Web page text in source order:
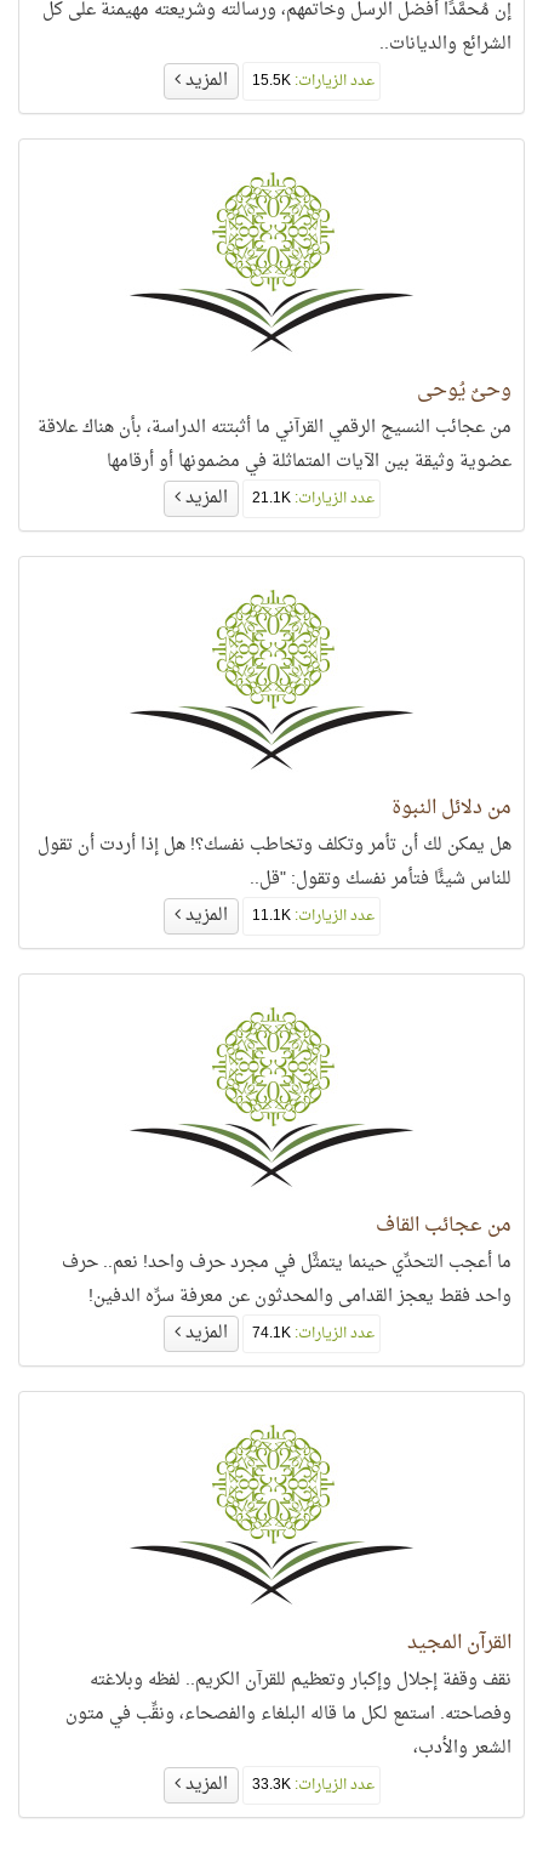
إن مُحمَّدًا أفضل الرسل وخاتمهم، ورسالته وشريعته مهيمنة على كل
الشرائع والديانات..
عدد الزيارات:15.5K المزيد
وحيٌ يُوحى
من عجائب النسيج الرقمي القرآني ما أثبتته الدراسة، بأن هناك علاقة
عضوية وثيقة بين الآيات المتماثلة في مضمونها أو أرقامها
عدد الزيارات:21.1K المزيد
من دلائل النبوة
هل يمكن لك أن تأمر وتكلف وتخاطب نفسك؟! هل إذا أردت أن تقول
للناس شيئًا فتأمر نفسك وتقول: "قل..
عدد الزيارات:11.1K المزيد
من عجائب القاف
ما أعجب التحدِّي حينما يتمثَّل في مجرد حرف واحد! نعم.. حرف
واحد فقط يعجز القدامى والمحدثون عن معرفة سرِّه الدفين!
عدد الزيارات:74.1K المزيد
القرآن المجيد
نقف وقفة إجلال وإكبار وتعظيم للقرآن الكريم.. لفظه وبلاغته
وفصاحته. استمع لكل ما قاله البلغاء والفصحاء، ونقِّب في متون
الشعر والأدب،
عدد الزيارات:33.3K المزيد